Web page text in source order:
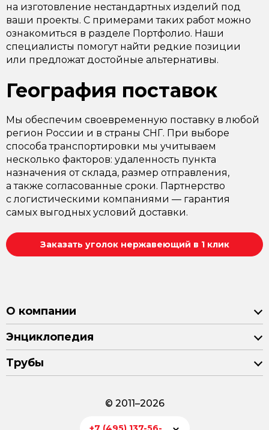
на изготовление нестандартных изделий под
ваши проекты. С примерами таких работ можно
ознакомиться в разделе Портфолио. Наши
специалисты помогут найти редкие позиции
или предложат достойные альтернативы.
География поставок
Мы обеспечим своевременную поставку в любой
регион России и в страны СНГ. При выборе
способа транспортировки мы учитываем
несколько факторов: удаленность пункта
назначения от склада, размер отправления,
а также согласованные сроки. Партнерство
с логистическими компаниями — гарантия
самых выгодных условий доставки.
Заказать уголок нержавеющий в 1 клик
О компании
Энциклопедия
Трубы
© 2011–2026